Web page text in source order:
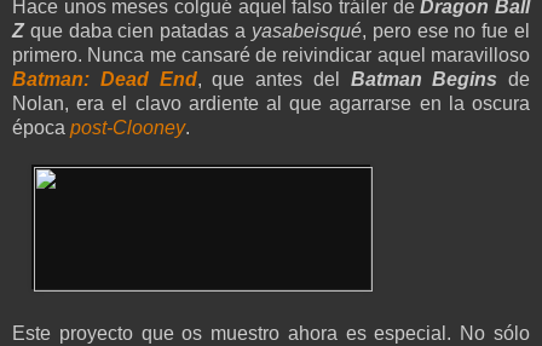
Hace unos meses colgué aquel falso tráiler deDragon Ball
Zque daba cien patadas a yasabeisqué, pero ese no fue el
primero. Nunca me cansaré de reivindicar aquel maravilloso
Batman: Dead End, que antes del Batman Begins de
Nolan, era el clavo ardiente al que agarrarse en la oscura
época post-Clooney.
Este proyecto que os muestro ahora es especial. No sólo